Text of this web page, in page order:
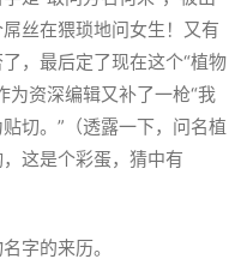
丝在猥琐地问女生！又有
，最后定了现在这个“植物
为资深编辑又补了一枪“我
切。”（透露一下，问名植
这是个彩蛋，猜中有
字的来历。